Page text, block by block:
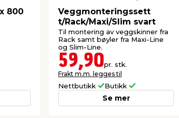
800
Veggmonteringssett
t/Rack/Maxi/Slim svart
Til montering av veggskinner fra
Rack samt bøyler fra Maxi-Line
og Slim-Line.
59,90pr. stk.
Frakt m.m. legges til
Nettbutikk Butikk
Se mer